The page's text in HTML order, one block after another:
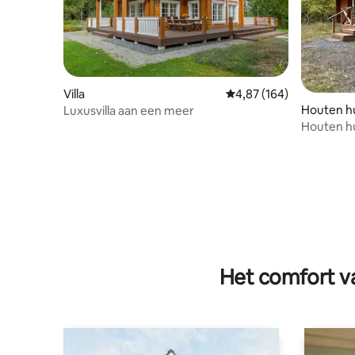
Villa Gemiddelde
4,87 (164)
Luxusvilla aan een meer
Houten
Houten
Het comfort